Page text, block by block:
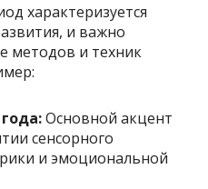
характеризуется
и важно
методов и техник
Основной акцент
сенсорного
и эмоциональной